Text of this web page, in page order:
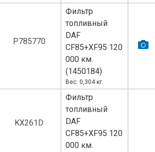
P785770
Фильтр
топливный
DAF
СF85+XF95 120
000 км.
(1450184)
Вес: 0,304 кг.
KX261D
Фильтр
топливный
DAF
СF85+XF95 120
000 км.